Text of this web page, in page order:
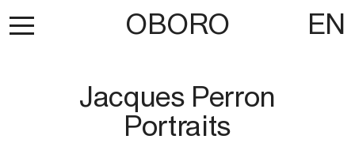
OBORO EN
Jacques Perron
Portraits